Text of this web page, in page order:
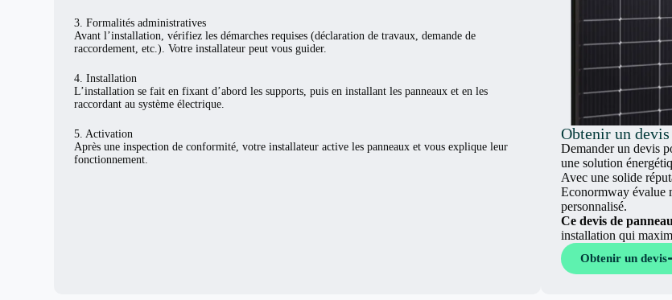
3. Formalités administratives
Avant l’installation, vérifiez les démarches requises (déclaration de travaux, demande de
raccordement, etc.). Votre installateur peut vous guider.
4. Installation
L’installation se fait en fixant d’abord les supports, puis en installant les panneaux et en les
raccordant au système électrique.
5. Activation
Après une inspection de conformité, votre installateur active les panneaux et vous explique leur
fonctionnement.
Obtenir un
Demander un devis
une solution
Avec une solide
Econormway évalue
personnalisé.
Ce devis de
installation qui
Obtenir un devis